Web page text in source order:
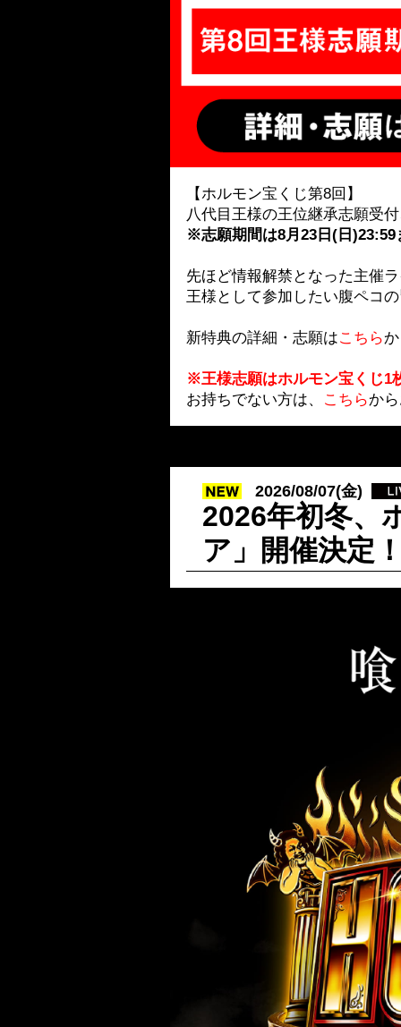
【ホルモン宝くじ第8回】
八代目王様の王位継承志願受
※志願期間は8月23日(日)23:59
先ほど情報解禁となった主催
王様として参加したい腹ペコ
新特典の詳細・志願はこちら
※王様志願はホルモン宝くじ1
お持ちでない方は、
こちらか
2026/08/07(金)
2026年初冬、
ア」開催決定